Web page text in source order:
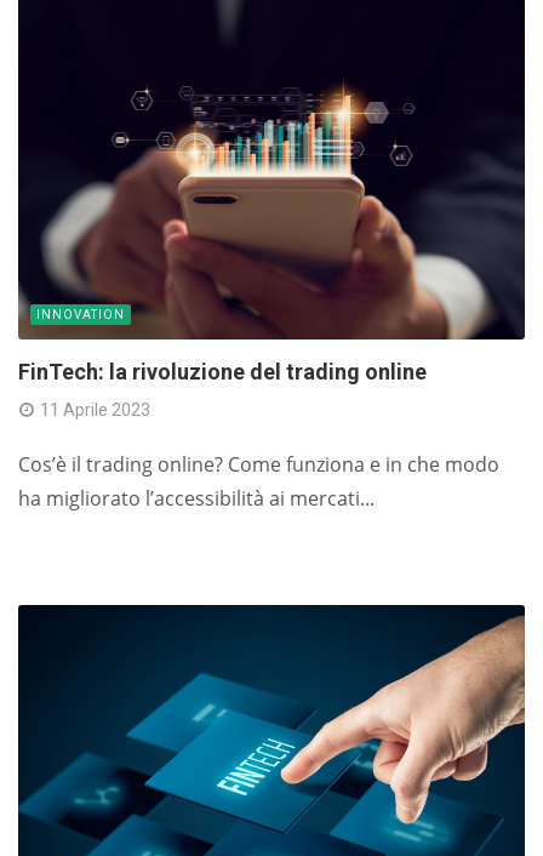
INNOVATION
FinTech: la rivoluzione del trading online
11 Aprile 2023
Cos’è il trading online? Come funziona e in che modo
ha migliorato l’accessibilità ai mercati...